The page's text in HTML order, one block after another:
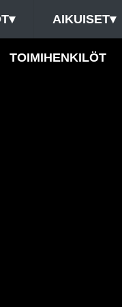
▾ AIKUISET▾
TOIMIHENKILÖT